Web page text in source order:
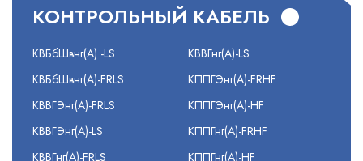
КОНТРОЛЬНЫЙ КАБЕЛЬ
КВБбШвнг(А) -LS
КВБбШвнг(А)-FRLS
КВВГЭнг(А)-FRLS
КВВГЭнг(А)-LS
КВВГнг(А)-FRLS
КВВГнг(А)-LS
КППГЭнг(А)-FRHF
КППГЭнг(А)-HF
КППГнг(А)-FRHF
КППГнг(А)-HF